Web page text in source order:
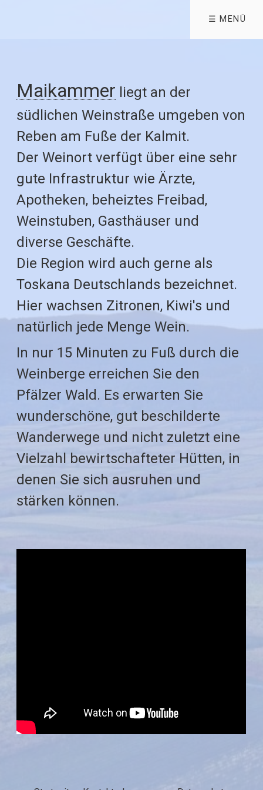
☰ MENÜ
Maikammer liegt an der
südlichen Weinstraße umgeben von
Reben am Fuße der Kalmit.
Der Weinort verfügt über eine sehr
gute Infrastruktur wie Ärzte,
Apotheken, beheiztes Freibad,
Weinstuben, Gasthäuser und
diverse Geschäfte.
Die Region wird auch gerne als
Toskana Deutschlands bezeichnet.
Hier wachsen Zitronen, Kiwi's und
natürlich jede Menge Wein.
In nur 15 Minuten zu Fuß durch die
Weinberge erreichen Sie den
Pfälzer Wald. Es erwarten Sie
wunderschöne, gut beschilderte
Wanderwege und nicht zuletzt eine
Vielzahl bewirtschafteter Hütten, in
denen Sie sich ausruhen und
stärken können.